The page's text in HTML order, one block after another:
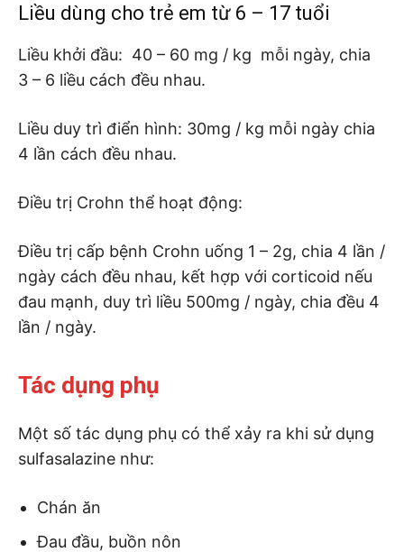
Liều dùng cho trẻ em từ 6 – 17 tuổi
Liều khởi đầu: 40 – 60 mg / kg mỗi ngày, chia
3 – 6 liều cách đều nhau.
Liều duy trì điển hình: 30mg / kg mỗi ngày chia
4 lần cách đều nhau.
Điều trị Crohn thể hoạt động:
Điều trị cấp bệnh Crohn uống 1 – 2g, chia 4 lần /
ngày cách đều nhau, kết hợp với corticoid nếu
đau mạnh, duy trì liều 500mg / ngày, chia đều 4
lần / ngày.
Tác dụng phụ
Một số tác dụng phụ có thể xảy ra khi sử dụng
sulfasalazine như:
Chán ăn
Đau đầu, buồn nôn